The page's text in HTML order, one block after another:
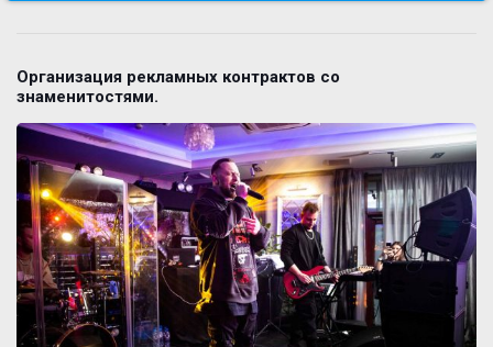
Организация рекламных контрактов со
знаменитостями.